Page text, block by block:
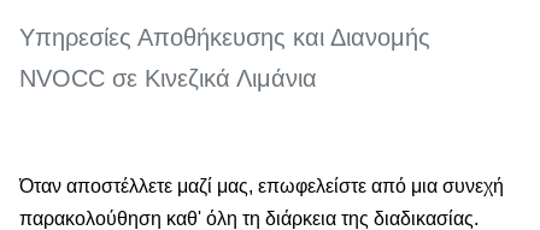
Υπηρεσίες Αποθήκευσης και Διανομής
NVOCC σε Κινεζικά Λιμάνια
Όταν αποστέλλετε μαζί μας, επωφελείστε από μια συνεχή
παρακολούθηση καθ' όλη τη διάρκεια της διαδικασίας.